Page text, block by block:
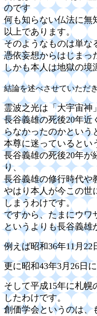
のです
何も知らない仏法に無
以上であります。
そのようなものは単な
憑依妄想からはじまっ
しかも本人は地獄の境
結論を述べさせていただ
霊波之光は「大宇宙神
長谷義雄の死後20年近
らなかったのかという
本尊に迷っているとい
長谷義雄の死後20年
り、
長谷義雄の修行時代や
やはり本人が今この世
しまうわけです。
ですから、たまにウワ
というよりも長谷義雄
例えば昭和36年11月
更に昭和43年3月26日
そして平成15年に札
したわけです。
創価学会というのは、